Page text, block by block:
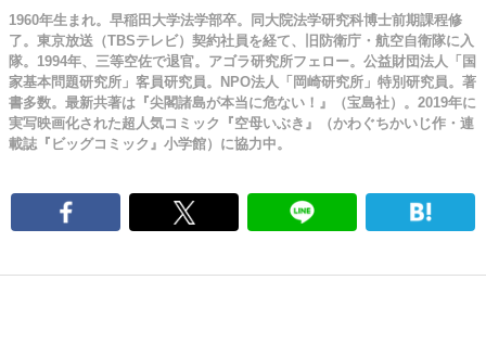
1960年生まれ。早稲田大学法学部卒。同大院法学研究科博士前期課程修
了。東京放送（TBSテレビ）契約社員を経て、旧防衛庁・航空自衛隊に入
隊。1994年、三等空佐で退官。アゴラ研究所フェロー。公益財団法人「国
家基本問題研究所」客員研究員。NPO法人「岡崎研究所」特別研究員。著
書多数。最新共著は『尖閣諸島が本当に危ない！』（宝島社）。2019年に
実写映画化された超人気コミック『空母いぶき』（かわぐちかいじ作・連
載誌『ビッグコミック』小学館）に協力中。